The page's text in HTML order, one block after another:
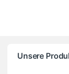
Unsere